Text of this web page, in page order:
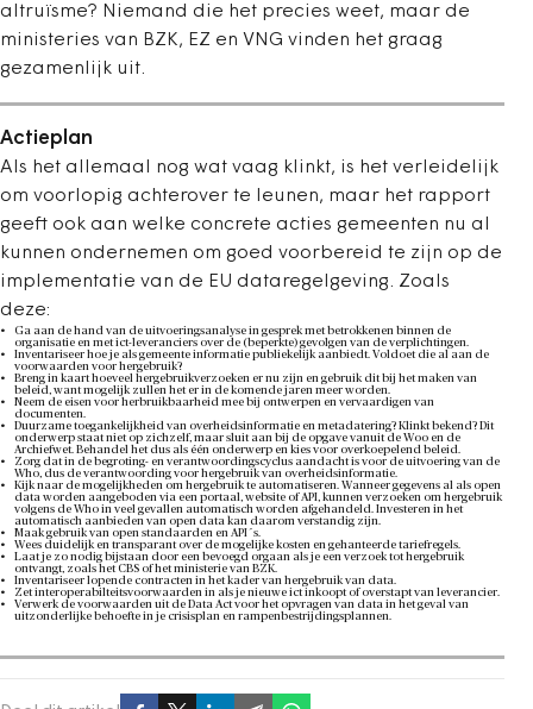
altruïsme? Niemand die het precies weet, maar de
ministeries van BZK, EZ en VNG vinden het graag
gezamenlijk uit.
Actieplan
Als het allemaal nog wat vaag klinkt, is het verleidelijk
om voorlopig achterover te leunen, maar het rapport
geeft ook aan welke concrete acties gemeenten nu al
kunnen ondernemen om goed voorbereid te zijn op de
implementatie van de EU dataregelgeving. Zoals
deze:
Ga aan de hand van de uitvoeringsanalyse in gesprek met betrokkenen binnen de
organisatie en met ict-leveranciers over de (beperkte) gevolgen van de verplichtingen.
Inventariseer hoe je als gemeente informatie publiekelijk aanbiedt. Voldoet die al aan de
voorwaarden voor hergebruik?
Breng in kaart hoeveel hergebruikverzoeken er nu zijn en gebruik dit bij het maken van
beleid, want mogelijk zullen het er in de komende jaren meer worden.
Neem de eisen voor herbruikbaarheid mee bij ontwerpen en vervaardigen van
documenten.
Duurzame toegankelijkheid van overheidsinformatie en metadatering? Klinkt bekend? Dit
onderwerp staat niet op zichzelf, maar sluit aan bij de opgave vanuit de Woo en de
Archiefwet. Behandel het dus als één onderwerp en kies voor overkoepelend beleid.
Zorg dat in de begroting- en verantwoordingscyclus aandacht is voor de uitvoering van de
Who, dus de verantwoording voor hergebruik van overheidsinformatie.
Kijk naar de mogelijkheden om hergebruik te automatiseren. Wanneer gegevens al als open
data worden aangeboden via een portaal, website of API, kunnen verzoeken om hergebruik
volgens de Who in veel gevallen automatisch worden afgehandeld. Investeren in het
automatisch aanbieden van open data kan daarom verstandig zijn.
Maak gebruik van open standaarden en API´s.
Wees duidelijk en transparant over de mogelijke kosten en gehanteerde tariefregels.
Laat je zo nodig bijstaan door een bevoegd orgaan als je een verzoek tot hergebruik
ontvangt, zoals het CBS of het ministerie van BZK.
Inventariseer lopende contracten in het kader van hergebruik van data.
Zet interoperabilteitsvoorwaarden in als je nieuwe ict inkoopt of overstapt van leverancier.
Verwerk de voorwaarden uit de Data Act voor het opvragen van data in het geval van
uitzonderlijke behoefte in je crisisplan en rampenbestrijdingsplannen.